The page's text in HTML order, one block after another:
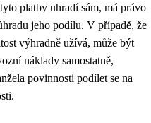
platby uhradí sám, má právo
jeho podílu. V případě, že
výhradně užívá, může být
náklady samostatně,
povinnosti podílet se na